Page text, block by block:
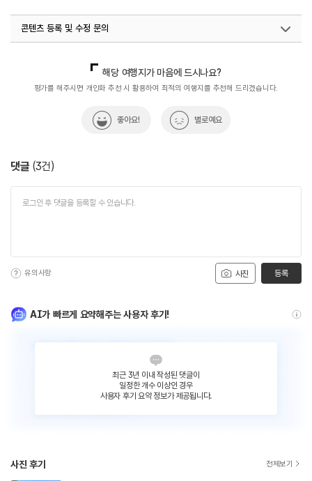
콘텐츠 등록 및 수정 문의
지역콘텐츠육성팀(반려동물동반여행)
02-7299-582
해당 여행지가 마음에 드시나요?
평가를 해주시면 개인화 추천 시 활용하여 최적의 여행지를 추천해 드리겠습니다.
좋아요! 별로예요
댓글 (3건)
사진
유의사항 등록
AI가 빠르게 요약해주는 사용자 후기!
최근 3년 이내 작성된 댓글이
일정한 개수 이상인 경우
사용자 후기 요약 정보가 제공됩니다.
사진 후기 전체보기